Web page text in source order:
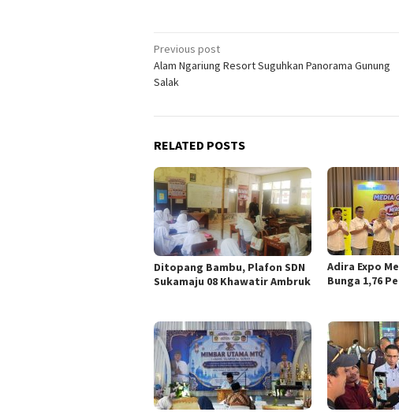
Post
navigation
Previous post
Alam Ngariung Resort Suguhkan Panorama Gunung
Salak
RELATED POSTS
Ditopang Bambu, Plafon SDN
Sukamaju 08 Khawatir Ambruk
Adira Expo
Bunga 1,76